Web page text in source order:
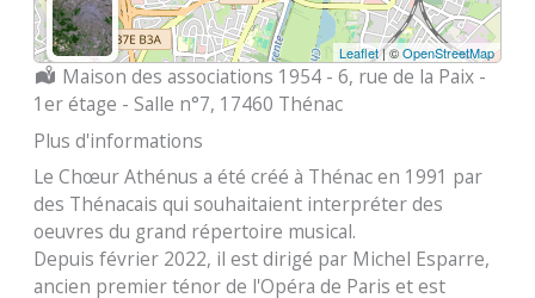
Leaflet| ©OpenStreetMap
Localisation :
Maison des associations 1954 - 6, rue de la Paix -
1er étage - Salle n°7, 17460 Thénac
Plus d'informations
Le Chœur Athénus a été créé à Thénac en 1991 par
des Thénacais qui souhaitaient interpréter des
oeuvres du grand répertoire musical.
Depuis février 2022, il est dirigé par Michel Esparre,
ancien premier ténor de l'Opéra de Paris et est